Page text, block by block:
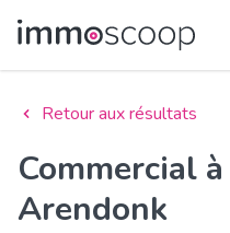
Retour aux résultats
Commercial à vendre à
Arendonk